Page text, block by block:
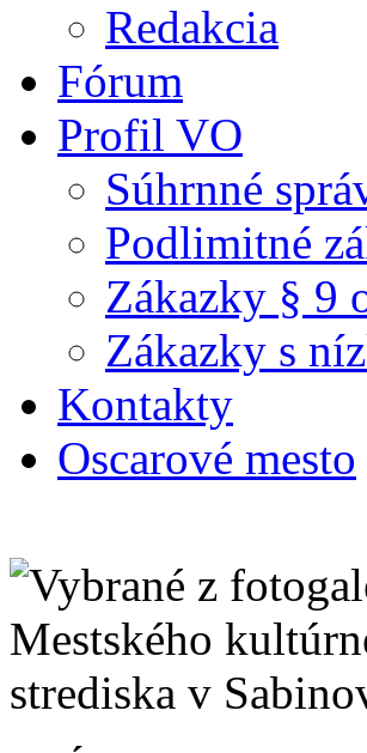
Redakcia
Fórum
Profil VO
Súhrnné
Podlimitné
Zákazky § 9
Zákazky s
Kontakty
Oscarové mesto